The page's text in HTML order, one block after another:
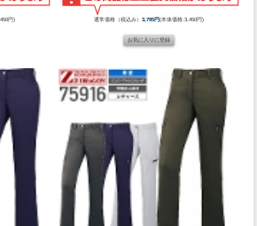
円) 通常価格（税込み） 3,795円(本体価格:3,450円)